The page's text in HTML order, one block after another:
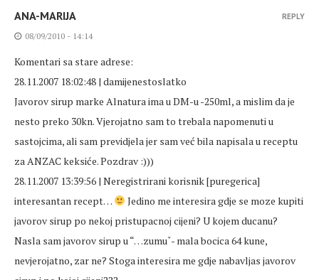
ANA-MARIJA
08/09/2010 - 14:14
Komentari sa stare adrese:
28.11.2007 18:02:48 | damijenestoslatko
Javorov sirup marke Alnatura ima u DM-u -250ml, a mislim da je
nesto preko 30kn. Vjerojatno sam to trebala napomenuti u
sastojcima, ali sam previdjela jer sam već bila napisala u receptu
za ANZAC keksiće. Pozdrav :)))
28.11.2007 13:39:56 | Neregistrirani korisnik [puregerica]
interesantan recept…
Jedino me interesira gdje se moze kupiti
javorov sirup po nekoj pristupacnoj cijeni? U kojem ducanu?
Nasla sam javorov sirup u “…zumuˇ- mala bocica 64 kune,
nevjerojatno, zar ne? Stoga interesira me gdje nabavljas javorov
REPLY